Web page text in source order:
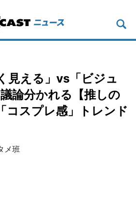
見える」vs「ビジュ
論分かれる【推しの
コスプレ感」トレンド
メ班